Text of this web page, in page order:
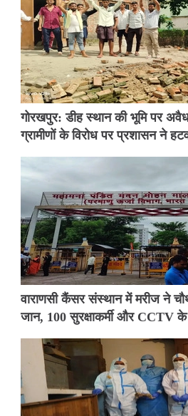
गोरखपुर: डीह स्थान की भूमि पर
ग्रामीणों के विरोध पर प्रशासन ने
वाराणसी कैंसर संस्थान में मरीज ने
जान, 100 सुरक्षाकर्मी और CCTV